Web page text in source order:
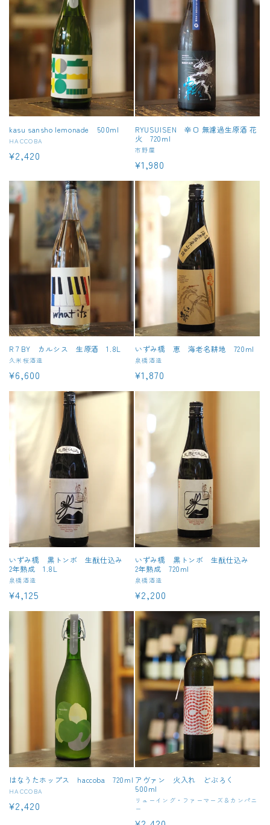
kasu sansho lemonade 500ml
販
売
HACCOBA
通
価
格
¥2,420
RYUSUISEN 辛口 無濾過生原酒 花
火 720ml
販
売
市野屋
通
常
¥1,980
R７BY カルシス 生原酒 1.8L
販
売
久米桜酒造
通
常
価
¥6,600
いずみ橋 恵 海老名耕地 720ml
販
売
泉橋酒造
通
常
¥1,870
いずみ橋 黒トンボ 生酛仕込み
2年熟成 1.8L
販
売
泉橋酒造
通
常
¥4,125
いずみ橋 黒トンボ 生酛仕込み
2年熟成 720ml
販
売
泉橋酒造
通
常
価
¥2,200
はなうたホップス haccoba 720ml
販
売
HACCOBA
通
¥2,420
アヴァン 火入れ どぶろく
500ml
販
リューイング・ファーマーズ＆カンパニ
ー